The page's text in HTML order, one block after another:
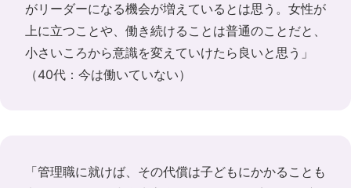
がリーダーになる機会が増えているとは思う。女性が
上に立つことや、働き続けることは普通のことだと、
小さいころから意識を変えていけたら良いと思う」
（40代：今は働いていない）
「管理職に就けば、その代償は子どもにかかることも